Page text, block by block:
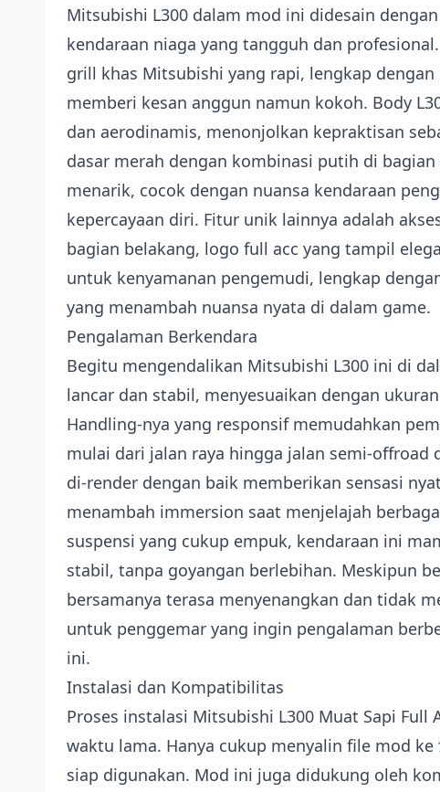
Mitsubishi L300 dalam mod ini didesain
kendaraan niaga yang tangguh dan
grill khas Mitsubishi yang rapi, lengkap
memberi kesan anggun namun kokoh. Body
dan aerodinamis, menonjolkan kepraktisan
dasar merah dengan kombinasi putih di
menarik, cocok dengan nuansa kendaraan
kepercayaan diri. Fitur unik lainnya adalah
bagian belakang, logo full acc yang tampil
untuk kenyamanan pengemudi, lengkap
yang menambah nuansa nyata di dalam game.
Pengalaman Berkendara
Begitu mengendalikan Mitsubishi L300 ini di
lancar dan stabil, menyesuaikan dengan
Handling-nya yang responsif memudahkan
mulai dari jalan raya hingga jalan semi-offroad
di-render dengan baik memberikan sensasi
menambah immersion saat menjelajah
suspensi yang cukup empuk, kendaraan ini
stabil, tanpa goyangan berlebihan. Meskipun
bersamanya terasa menyenangkan dan tidak
untuk penggemar yang ingin pengalaman
ini.
Instalasi dan Kompatibilitas
Proses instalasi Mitsubishi L300 Muat Sapi
waktu lama. Hanya cukup menyalin file mod
siap digunakan. Mod ini juga didukung oleh